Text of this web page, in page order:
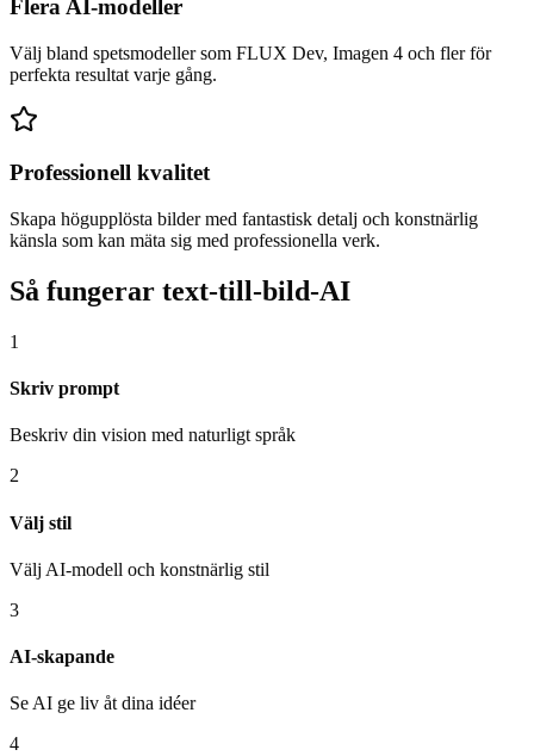
Flera AI-modeller
Välj bland spetsmodeller som FLUX Dev, Imagen 4 och fler för
perfekta resultat varje gång.
Professionell kvalitet
Skapa högupplösta bilder med fantastisk detalj och konstnärlig
känsla som kan mäta sig med professionella verk.
Så fungerar text-till-bild-AI
1
Skriv prompt
Beskriv din vision med naturligt språk
2
Välj stil
Välj AI-modell och konstnärlig stil
3
AI-skapande
Se AI ge liv åt dina idéer
4